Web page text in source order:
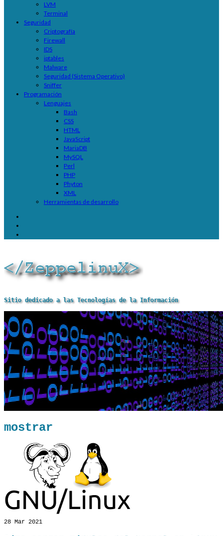
LVM
Terminal
Seguridad
Criptografía
Firewall
IDS
iptables
Malware
Seguridad (Sistema Operativo)
Sniffer
Programación
Lenguajes
Bash
CSS
HTML
JavaScript
MariaDB
MySQL
Perl
PHP
Phyton
XML
Herramientas de desarrollo
Sitio dedicado a las Tecnologías de la Información
mostrar
28 Mar 2021